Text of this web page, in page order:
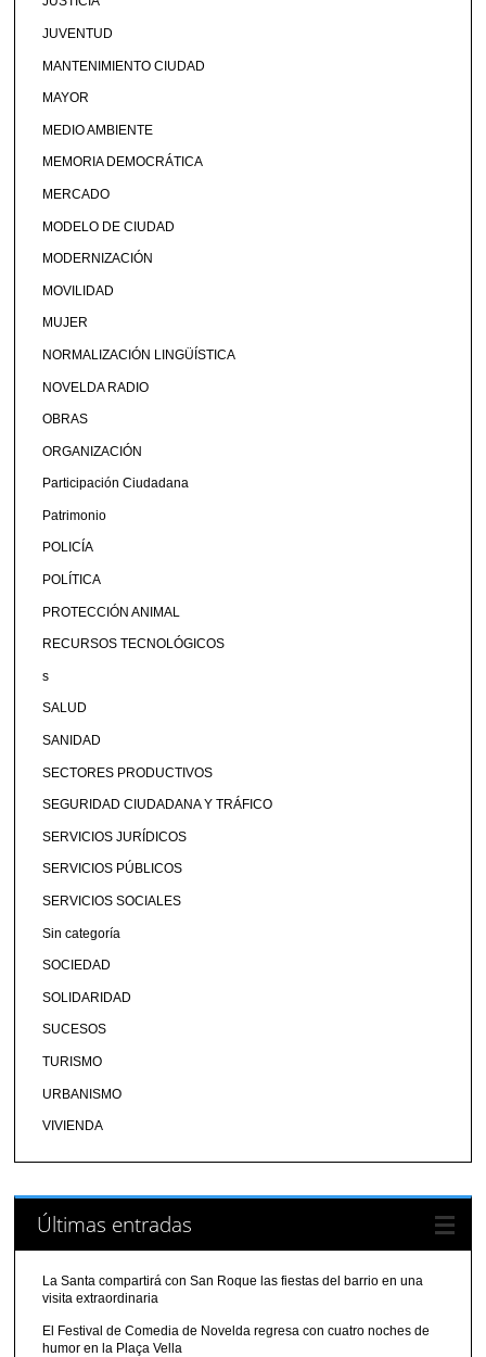
JUVENTUD
MANTENIMIENTO CIUDAD
MAYOR
MEDIO AMBIENTE
MEMORIA DEMOCRÁTICA
MERCADO
MODELO DE CIUDAD
MODERNIZACIÓN
MOVILIDAD
MUJER
NORMALIZACIÓN LINGÜÍSTICA
NOVELDA RADIO
OBRAS
ORGANIZACIÓN
Participación Ciudadana
Patrimonio
POLICÍA
POLÍTICA
PROTECCIÓN ANIMAL
RECURSOS TECNOLÓGICOS
s
SALUD
SANIDAD
SECTORES PRODUCTIVOS
SEGURIDAD CIUDADANA Y TRÁFICO
SERVICIOS JURÍDICOS
SERVICIOS PÚBLICOS
SERVICIOS SOCIALES
Sin categoría
SOCIEDAD
SOLIDARIDAD
SUCESOS
TURISMO
URBANISMO
VIVIENDA
Últimas entradas
La Santa compartirá con San Roque las fiestas del barrio en una
visita extraordinaria
El Festival de Comedia de Novelda regresa con cuatro noches de
humor en la Plaça Vella